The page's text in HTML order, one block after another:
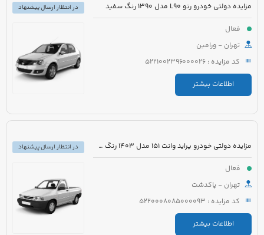
مزایده دولتی خودرو رنو L90 مدل 1390 رنگ سفید
فعال
تهران - ورامین
کد مزایده : 5221002396000026
اطلاعات بیشتر
در انتظار ارسال پیشنهاد
مزایده دولتی خودرو پراید وانت 151 مدل 1403 رنگ سفید صدفی
فعال
تهران - پاکدشت
کد مزایده : 5220008085000093
اطلاعات بیشتر
در انتظار ارسال پیشنهاد